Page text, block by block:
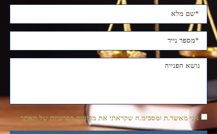
אני מאשר.ת ומסכימ.ה שקראתי את מדיניות הפרטיות של האתר